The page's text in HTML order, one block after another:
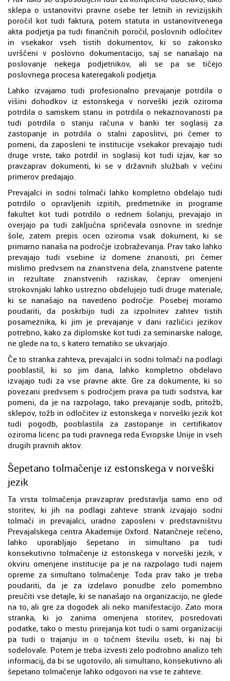
sklepa o ustanovitvi pravne osebe ter letnih in revizijskih
poročil kot tudi faktura, potem statuta in ustanovitvenega
akta podjetja pa tudi finančnih poročil, poslovnih odločitev
in vsekakor vseh tistih dokumentov, ki so zakonsko
uvrščeni v poslovno dokumentacijo, saj se nanašajo na
poslovanje nekega podjetnikov, ali se pa se tičejo
poslovnega procesa kateregakoli podjetja.
Lahko izvajamo tudi profesionalno prevajanje potrdila o
višini dohodkov iz estonskega v norveški jezik oziroma
potrdila o samskem stanu in potrdila o nekaznovanosti pa
tudi potrdila o stanju računa v banki ter soglasij za
zastopanje in potrdila o stalni zaposlitvi, pri čemer to
pomeni, da zaposleni te institucije vsekakor prevajajo tudi
druge vrste, tako potrdil in soglasij kot tudi izjav, kar so
pravzaprav dokumenti, ki se v državnih službah v večini
primerov predajajo.
Prevajalci in sodni tolmači lahko kompletno obdelajo tudi
potrdilo o opravljenih izpitih, predmetnike in programe
fakultet kot tudi potrdilo o rednem šolanju, prevajajo in
overjajo pa tudi zaključna spričevala osnovne in srednje
šole, zatem prepis ocen oziroma vsak dokument, ki se
primarno nanaša na področje izobraževanja. Prav tako lahko
prevajajo tudi vsebine iz domene znanosti, pri čemer
mislimo predvsem na znanstvena dela, znanstvene patente
in rezultate znanstvenih raziskav, čeprav omenjeni
strokovnjaki lahko ustrezno obdelujejo tudi druge materiale,
ki se nanašajo na navedeno področje. Posebej moramo
poudariti, da poskrbijo tudi za izpolnitev zahtev tistih
posameznika, ki jim je prevajanje v dani različici jezikov
potrebno, kako za diplomske kot tudi za seminarske naloge,
ne glede na to, s katero tematiko se ukvarjajo.
Če to stranka zahteva, prevajalci in sodni tolmači na podlagi
pooblastil, ki so jim dana, lahko kompletno obdelavo
izvajajo tudi za vse pravne akte. Gre za dokumente, ki so
povezani predvsem s področjem prava pa tudi sodstva, kar
pomeni, da je na razpolago, tako prevajanje sodb, pritožb,
sklepov, tožb in odločitev iz estonskega v norveški jezik kot
tudi pogodb, pooblastila za zastopanje in certifikatov
oziroma licenc pa tudi pravnega reda Evropske Unije in vseh
drugih pravnih aktov.
Šepetano tolmačenje iz estonskega v norveški
jezik
Ta vrsta tolmačenja pravzaprav predstavlja samo eno od
storitev, ki jih na podlagi zahteve strank izvajajo sodni
tolmači in prevajalci, uradno zaposleni v predstavništvu
Prevajalskega centra Akademije Oxford. Natančneje rečeno,
lahko uporabljajo šepetano in simultano pa tudi
konsekutivno tolmačenje iz estonskega v norveški jezik, v
okviru omenjene institucije pa je na razpolago tudi najem
opreme za simultano tolmačenje. Toda prav tako je treba
poudariti, da je za izdelavo ponudbe zelo pomembno
preučiti vse detajle, ki se nanašajo na organizacijo, ne glede
na to, ali gre za dogodek ali neko manifestacijo. Zato mora
stranka, ki jo zanima omenjena storitev, posredovati
podatke, tako o mestu prirejanja kot tudi o sami organizaciji
pa tudi o trajanju in o točnem številu oseb, ki naj bi
sodelovale. Potem je treba izvesti zelo podrobno analizo teh
informacij, da bi se ugotovilo, ali simultano, konsekutivno ali
šepetano tolmačenje lahko odgovori na vse te zahteve.